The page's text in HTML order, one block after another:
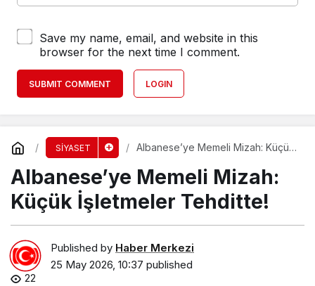
Save my name, email, and website in this
browser for the next time I comment.
SUBMIT COMMENT LOGIN
SİYASET
Albanese’ye Memeli Mizah: Küçük
Albanese’ye Memeli Mizah:
Küçük İşletmeler Tehditte!
Published by Haber Merkezi
25 May 2026, 10:37 published
22